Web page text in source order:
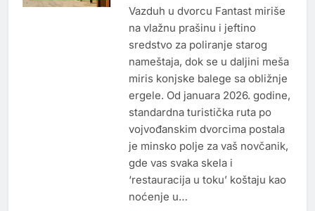
Vazduh u dvorcu Fantast miriše
na vlažnu prašinu i jeftino
sredstvo za poliranje starog
nameštaja, dok se u daljini meša
miris konjske balege sa obližnje
ergele. Od januara 2026. godine,
standardna turistička ruta po
vojvođanskim dvorcima postala
je minsko polje za vaš novčanik,
gde vas svaka skela i
‘restauracija u toku’ koštaju kao
noćenje u…